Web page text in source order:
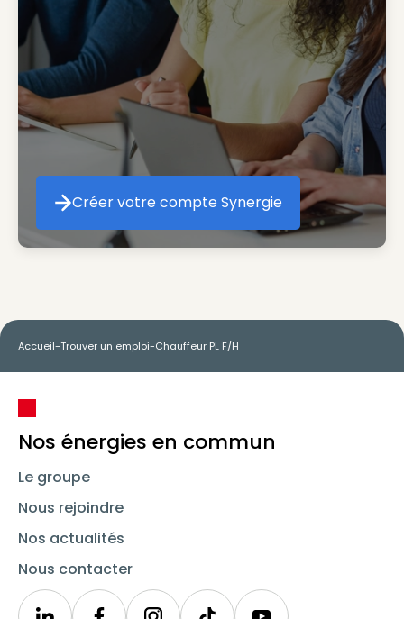
Créer votre compte Synergie
Créer votre compte Synergie
Accueil-Trouver un emploi-Chauffeur PL F/H
Nos énergies en commun
Le groupe
Nous rejoindre
Nos actualités
Nous contacter